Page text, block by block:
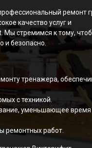
ремонт
качество услуг и
Мы стремимся к тому,
безопасно.
тренажера,
с техникой.
уменьшающее время
ремонтных работ.